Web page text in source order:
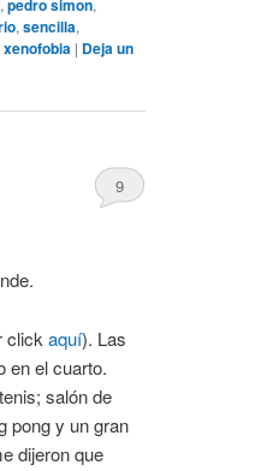
,pedro simon,
,sencilla,
xenofobia | Deja un
9
click aquí). Las
en el cuarto.
salón de
pong y un gran
dijeron que